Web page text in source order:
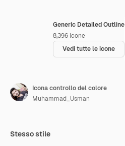
Generic Detailed Outline
8,396 Icone
Vedi tutte le icone
Icona controllo del colore
Muhammad_Usman
Stesso stile